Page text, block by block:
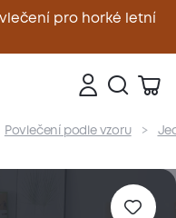
pro horké letní
Zavřít
produktu Materiál
Povlečení podle vzoru